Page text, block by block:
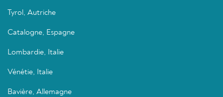
Tyrol, Autriche
Catalogne, Espagne
Lombardie, Italie
Vénétie, Italie
Bavière, Allemagne